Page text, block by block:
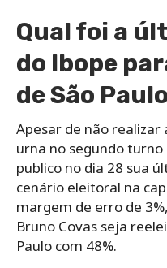
Qual foi a
do Ibope
de São
Apesar de não realizar
urna no segundo turno
publico no dia 28 sua
cenário eleitoral na
margem de erro de
Bruno Covas seja
Paulo com 48%.